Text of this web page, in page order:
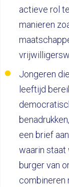
actieve rol
manieren
Jongeren
leeftijd
een brief aan
waarin
burger van
combineren